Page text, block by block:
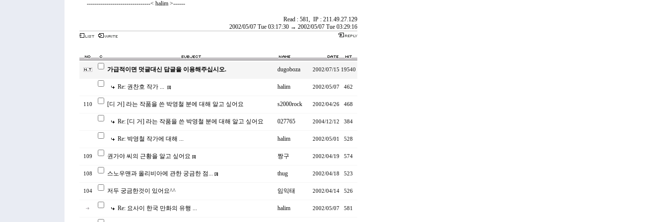
--------------------------------< halim >------
Read : 581, IP : 211.49.27.129
2002/05/07 Tue 03:17:30 → 2002/05/07 Tue 03:29:16
가급적이면 덧글대신 답글을 이용해주십시오. dugoboza 2002/07/15 19540
Re: 권찬호 작가 ... [1] halim 2002/05/07 462
110 [디 거] 라는 작품을 쓴 박영철 분에 대해 알고 싶어요 s2000rock 2002/04/26 468
Re: [디 거] 라는 작품을 쓴 박영철 분에 대해 알고 싶어요 027765 2004/12/12 384
Re: 박영철 작가에 대해 ... halim 2002/05/01 528
109 권가야 씨의 근황을 알고 싶어요 [1] 짱구 2002/04/19 574
108 스노우맨과 올리비아에 관한 궁금한 점... [3] thug 2002/04/18 523
104 저두 궁금한것이 있어요^^ 임익태 2002/04/14 526
Re: 요사이 한국 만화의 유행 ... halim 2002/05/07 581